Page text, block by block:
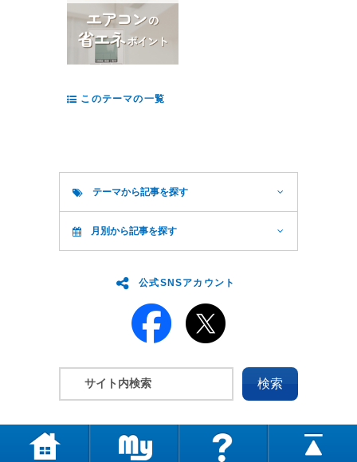
このテーマの一覧
テーマから記事を探す
月別から記事を探す
公式SNSアカウント